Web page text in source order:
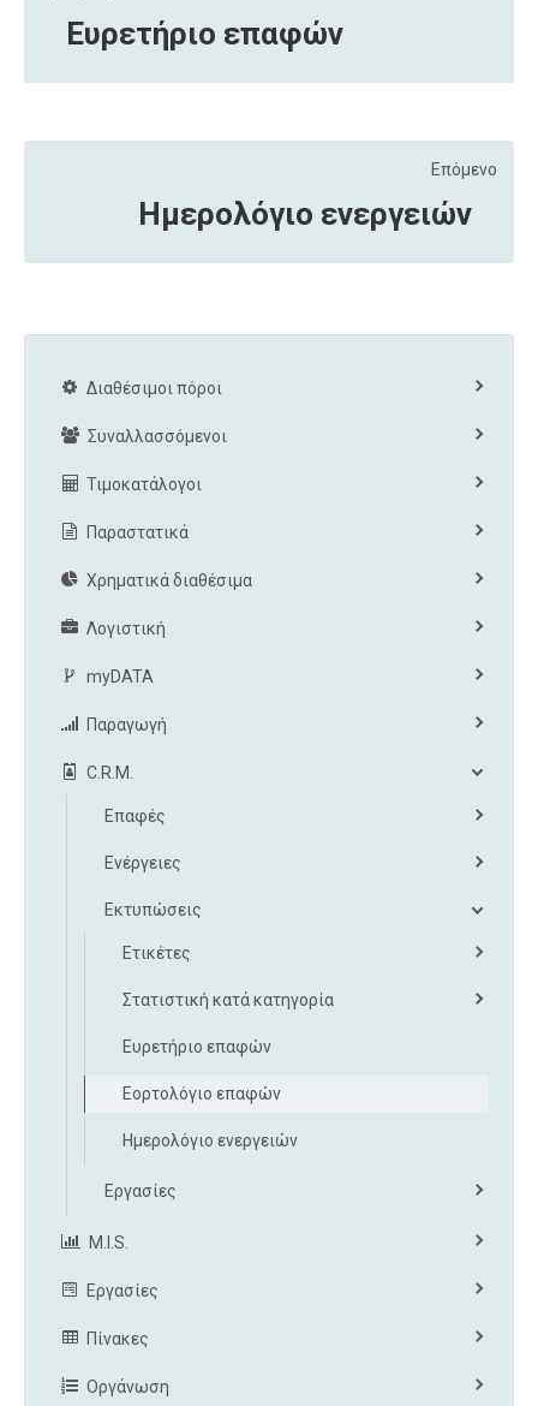
Ευρετήριο επαφών
Επόμενο
Ημερολόγιο ενεργειών
Διαθέσιμοι πόροι
Συναλλασσόμενοι
Τιμοκατάλογοι
Παραστατικά
Χρηματικά διαθέσιμα
Λογιστική
myDATA
Παραγωγή
C.R.M.
Επαφές
Ενέργειες
Εκτυπώσεις
Ετικέτες
Στατιστική κατά κατηγορία
Ευρετήριο επαφών
Εορτολόγιο επαφών
Ημερολόγιο ενεργειών
Εργασίες
M.I.S.
Εργασίες
Πίνακες
Οργάνωση